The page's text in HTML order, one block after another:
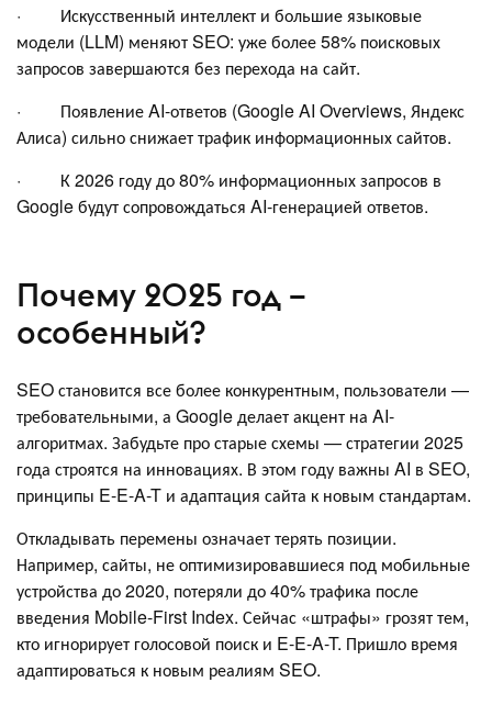
· Искусственный интеллект и большие языковые
модели (LLM) меняют SEO: уже более 58% поисковых
запросов завершаются без перехода на сайт.
· Появление AI-ответов (Google AI Overviews, Яндекс
Алиса) сильно снижает трафик информационных сайтов.
· К 2026 году до 80% информационных запросов в
Google будут сопровождаться AI-генерацией ответов.
Почему 2025 год –
особенный?
SEO становится все более конкурентным, пользователи —
требовательными, а Google делает акцент на AI-
алгоритмах. Забудьте про старые схемы — стратегии 2025
года строятся на инновациях. В этом году важны AI в SEO,
принципы E-E-A-T и адаптация сайта к новым стандартам.
Откладывать перемены означает терять позиции.
Например, сайты, не оптимизировавшиеся под мобильные
устройства до 2020, потеряли до 40% трафика после
введения Mobile-First Index. Сейчас «штрафы» грозят тем,
кто игнорирует голосовой поиск и E-E-A-T. Пришло время
адаптироваться к новым реалиям SEO.